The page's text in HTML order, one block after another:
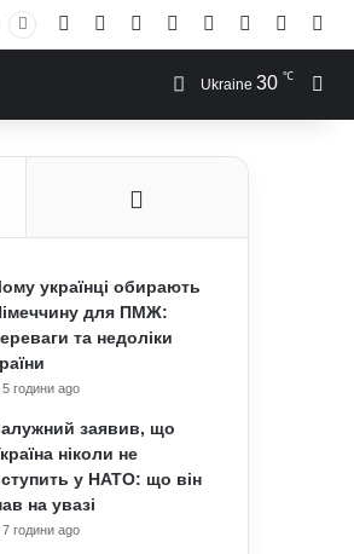
Facebook YouTubeInstagram
RSS Log In
Ukraine 30 ℃
українці обирають
для ПМЖ:
та недоліки
5 години ago
заявив, що
ніколи не
у НАТО: що він
на увазі
7 години ago